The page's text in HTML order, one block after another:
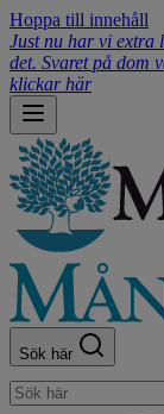
Hoppa till innehåll
Just nu har vi extra
det. Svaret på dom
klickar här
Sök här